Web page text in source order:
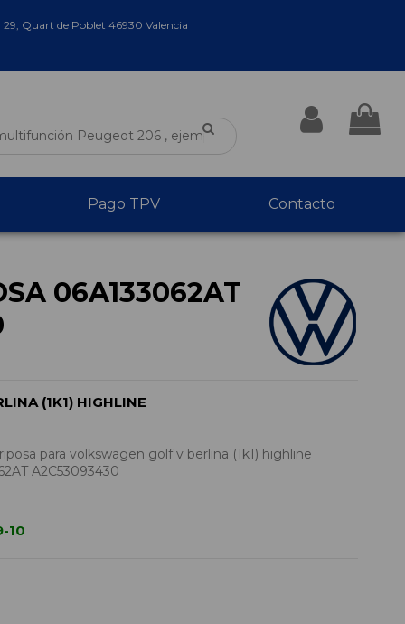
29, Quart de Poblet 46930 Valencia
Pago TPV Contacto
06A133062AT
(1K1) HIGHLINE
para volkswagen golf v berlina (1k1) highline
A2C53093430
10